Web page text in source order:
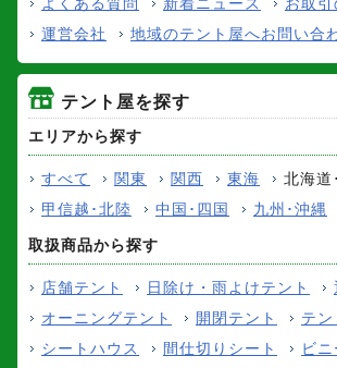
運営会社
地域のテント屋へお問い合
テント屋を探す
エリアから探す
すべて 関東 関西 東海
北海道
甲信越･北陸
中国･四国 九州･沖縄
取扱商品から探す
店舗テント 日除け・雨よけテント
オーニングテント
開閉テント
テン
シートハウス
間仕切りシート ビ